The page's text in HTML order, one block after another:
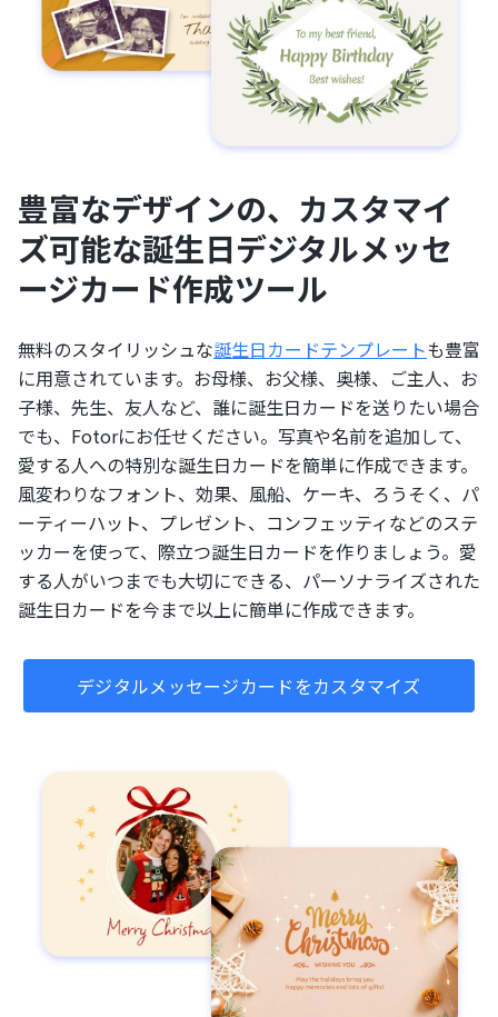
豊富なデザインの、カスタマイ
ズ可能な誕生日デジタルメッセ
ージカード作成ツール
無料のスタイリッシュな誕生日カードテンプレートも豊富
に用意されています。お母様、お父様、奥様、ご主人、お
子様、先生、友人など、誰に誕生日カードを送りたい場合
でも、Fotorにお任せください。写真や名前を追加して、
愛する人への特別な誕生日カードを簡単に作成できます。
風変わりなフォント、効果、風船、ケーキ、ろうそく、パ
ーティーハット、プレゼント、コンフェッティなどのステ
ッカーを使って、際立つ誕生日カードを作りましょう。愛
する人がいつまでも大切にできる、パーソナライズされた
誕生日カードを今まで以上に簡単に作成できます。
デジタルメッセージカードをカスタマイズ